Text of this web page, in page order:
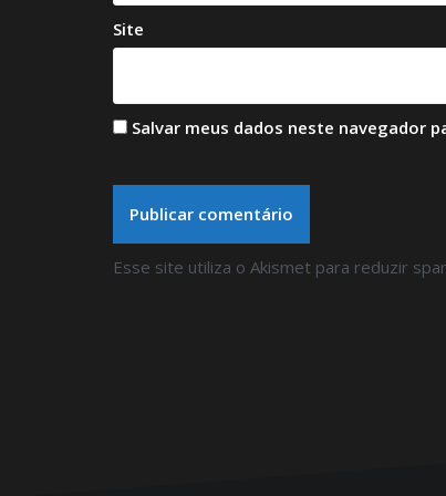
Site
Salvar meus dados neste navegador
Esse site utiliza o Akismet para reduzir